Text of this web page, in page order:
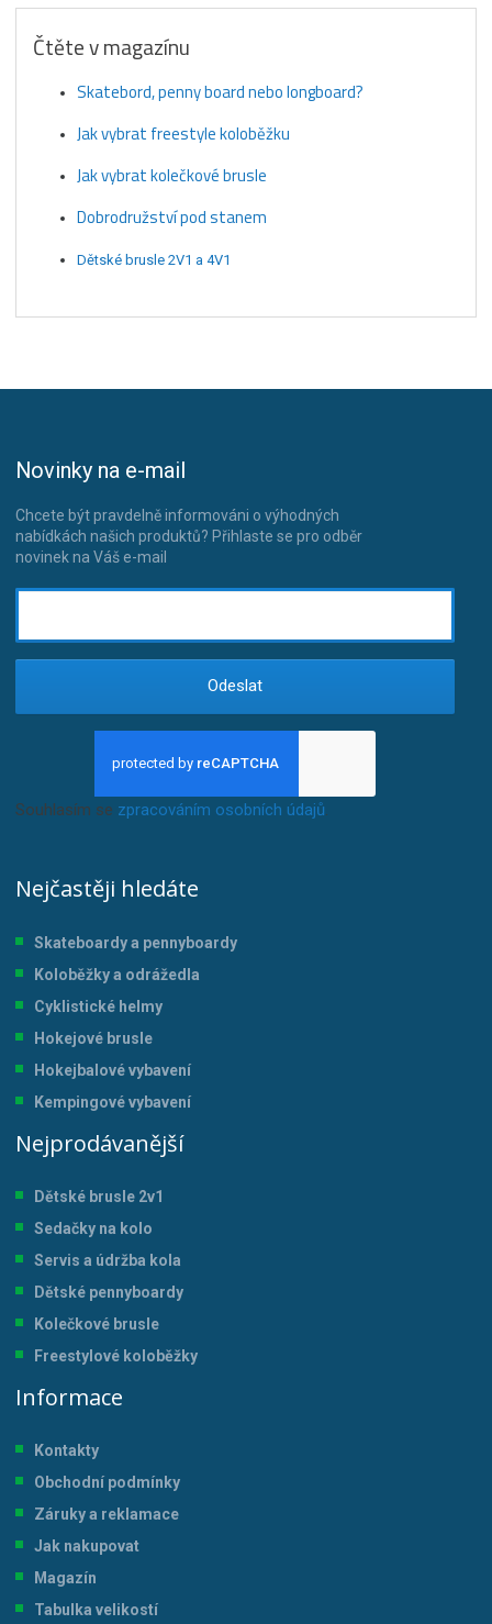
Čtěte v magazínu
Skatebord, penny board nebo longboard?
Jak vybrat freestyle koloběžku
Jak vybrat kolečkové brusle
Dobrodružství pod stanem
Dětské brusle 2V1 a 4V1
Novinky na e-mail
Chcete být pravdelně informováni o výhodných
nabídkách našich produktů? Přihlaste se pro odběr
novinek na Váš e-mail
Odeslat
Souhlasím se zpracováním osobních údajů.
Nejčastěji hledáte
Skateboardy a pennyboardy
Koloběžky a odrážedla
Cyklistické helmy
Hokejové brusle
Hokejbalové vybavení
Kempingové vybavení
Nejprodávanější
Dětské brusle 2v1
Sedačky na kolo
Servis a údržba kola
Dětské pennyboardy
Kolečkové brusle
Freestylové koloběžky
Informace
Kontakty
Obchodní podmínky
Záruky a reklamace
Jak nakupovat
Magazín
Tabulka velikostí